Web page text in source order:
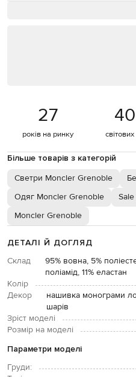
27
років на ринку
Більше товарів з категорій
Светри Moncler Grenoble
Одяг Moncler Grenoble
Moncler Grenoble
ДЕТАЛІ Й ДОГЛЯД
Склад
95% вовна, 5%
поліамід, 11% еластан
Колір
Декор
нашивка монограми
шарів
Зріст моделі
Розмір на моделі
Параметри моделі
Груди: